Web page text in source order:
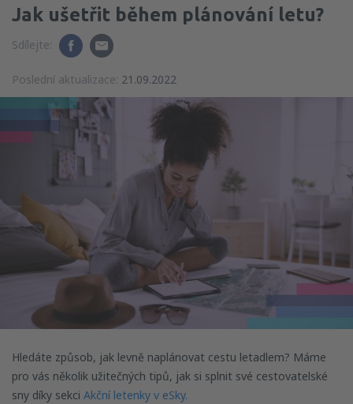
Jak ušetřit během plánování letu?
Sdílejte:
Poslední aktualizace: 21.09.2022
Hledáte způsob, jak levně naplánovat cestu letadlem? Máme
pro vás několik užitečných tipů, jak si splnit své cestovatelské
sny díky sekci Akční letenky v eSky.